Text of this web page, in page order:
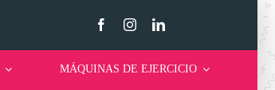
MÁQUINAS DE EJERCICIO